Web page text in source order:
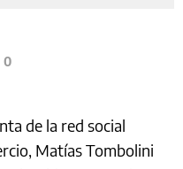
0
de la red social
Matías Tombolini